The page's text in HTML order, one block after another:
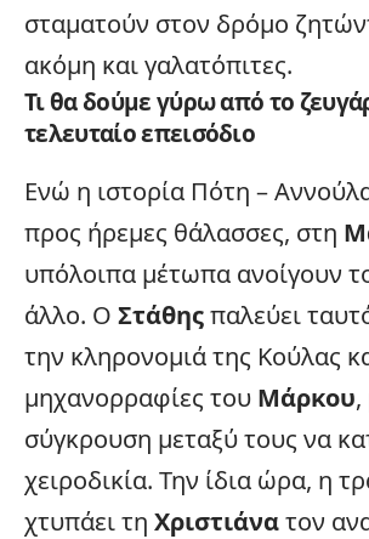
σταματούν στον δρόμο
ακόμη και γαλατόπιτες.
Τι θα δούμε γύρω από το
τελευταίο επεισόδιο
Ενώ η ιστορία Πότη –
προς ήρεμες θάλασσες, στη
υπόλοιπα μέτωπα ανοίγουν
άλλο. Ο Στάθηςπαλεύει
την κληρονομιά της Κούλας
μηχανορραφίες του Μάρκου,
σύγκρουση μεταξύ τους να
χειροδικία. Την ίδια ώρα, η
χτυπάει τη Χριστιάνατον